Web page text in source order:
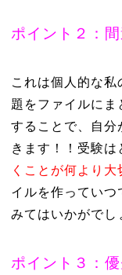
ポイント２：
これは個人的な
題をファイルにま
することで、自分
きます！！受験は
くことが何より大
イルを作っていつ
みてはいかがでし
ポイント３：